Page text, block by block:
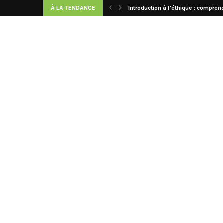
À LA TENDANCE Introduction à l’éthique :